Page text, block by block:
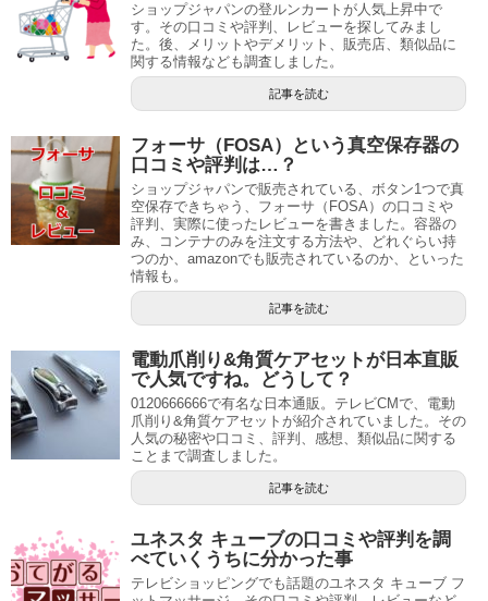
ショップジャパンの登ルンカートが人気上昇中で
す。その口コミや評判、レビューを探してみまし
た。後、メリットやデメリット、販売店、類似品に
関する情報なども調査しました。
記事を読む
フォーサ（FOSA）という真空保存器の
口コミや評判は…？
ショップジャパンで販売されている、ボタン1つで真
空保存できちゃう、フォーサ（FOSA）の口コミや
評判、実際に使ったレビューを書きました。容器の
み、コンテナのみを注文する方法や、どれぐらい持
つのか、amazonでも販売されているのか、といった
情報も。
記事を読む
電動爪削り&角質ケアセットが日本直販
で人気ですね。どうして？
0120666666で有名な日本通販。テレビCMで、電動
爪削り&角質ケアセットが紹介されていました。その
人気の秘密や口コミ、評判、感想、類似品に関する
ことまで調査しました。
記事を読む
ユネスタ キューブの口コミや評判を調
べていくうちに分かった事
テレビショッピングでも話題のユネスタ キューブ フ